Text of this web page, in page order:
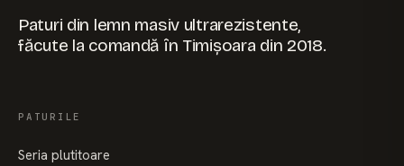
Paturi din lemn masiv ultrarezistente,
făcute la comandă în Timișoara din 2018.
PATURILE
Seria plutitoare